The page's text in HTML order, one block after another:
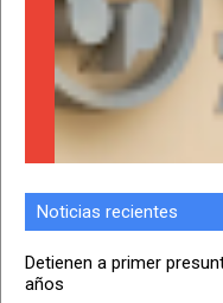
Red de
podría estar
lavado de
Noticias recientes
Detienen a primer
años